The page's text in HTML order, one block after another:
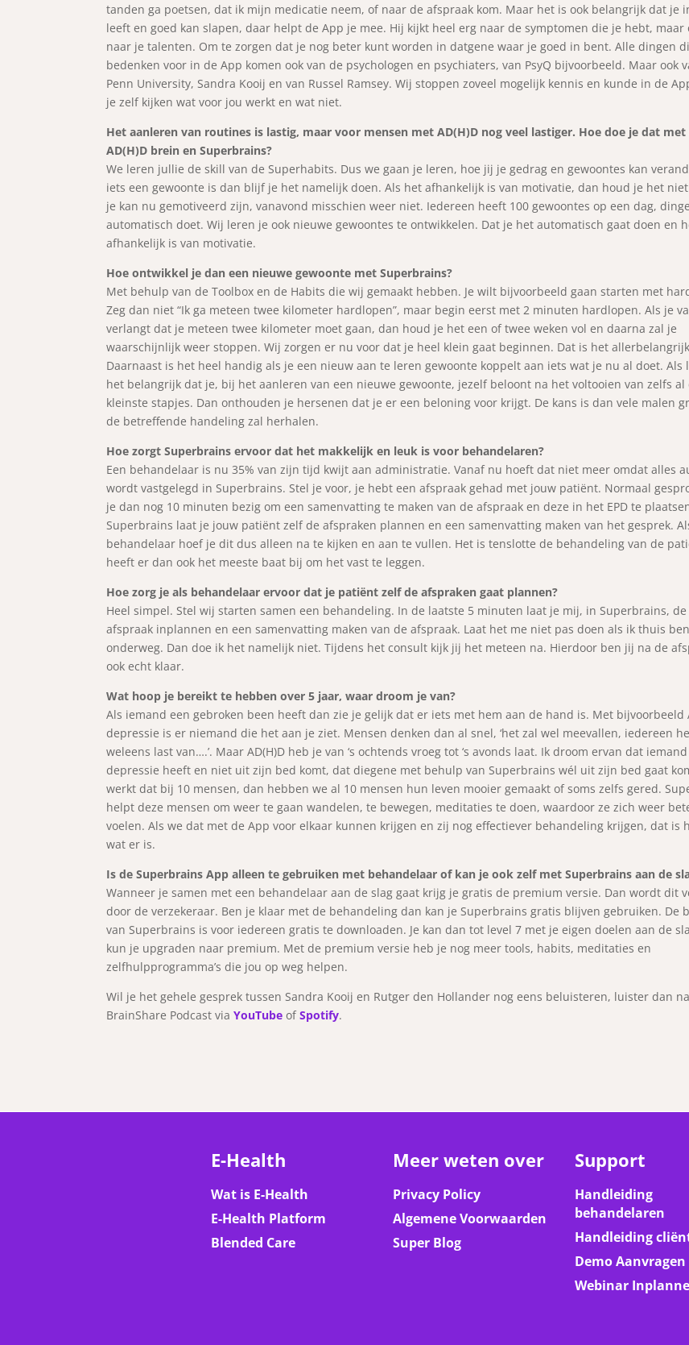
tanden ga poetsen, dat ik mijn medicatie neem, of naar de afspraak kom. Maar het is ook belangrijk dat je
leeft en goed kan slapen, daar helpt de App je mee. Hij kijkt heel erg naar de symptomen die je hebt, maar
naar je talenten. Om te zorgen dat je nog beter kunt worden in datgene waar je goed in bent. Alle dingen
bedenken voor in de App komen ook van de psychologen en psychiaters, van PsyQ bijvoorbeeld. Maar ook
Penn University, Sandra Kooij en van Russel Ramsey. Wij stoppen zoveel mogelijk kennis en kunde in de
je zelf kijken wat voor jou werkt en wat niet.
Het aanleren van routines is lastig, maar voor mensen met AD(H)D nog veel lastiger. Hoe doe je dat met
AD(H)D brein en Superbrains?
We leren jullie de skill van de Superhabits. Dus we gaan je leren, hoe jij je gedrag en gewoontes kan
iets een gewoonte is dan blijf je het namelijk doen. Als het afhankelijk is van motivatie, dan houd je het
je kan nu gemotiveerd zijn, vanavond misschien weer niet. Iedereen heeft 100 gewoontes op een dag,
automatisch doet. Wij leren je ook nieuwe gewoontes te ontwikkelen. Dat je het automatisch gaat doen en
afhankelijk is van motivatie.
Hoe ontwikkel je dan een nieuwe gewoonte met Superbrains?
Met behulp van de Toolbox en de Habits die wij gemaakt hebben. Je wilt bijvoorbeeld gaan starten met
Zeg dan niet “Ik ga meteen twee kilometer hardlopen”, maar begin eerst met 2 minuten hardlopen. Als je
verlangt dat je meteen twee kilometer moet gaan, dan houd je het een of twee weken vol en daarna zal je
waarschijnlijk weer stoppen. Wij zorgen er nu voor dat je heel klein gaat beginnen. Dat is het
Daarnaast is het heel handig als je een nieuw aan te leren gewoonte koppelt aan iets wat je nu al doet. Als
het belangrijk dat je, bij het aanleren van een nieuwe gewoonte, jezelf beloont na het voltooien van zelfs al
kleinste stapjes. Dan onthouden je hersenen dat je er een beloning voor krijgt. De kans is dan vele malen
de betreffende handeling zal herhalen.
Hoe zorgt Superbrains ervoor dat het makkelijk en leuk is voor behandelaren?
Een behandelaar is nu 35% van zijn tijd kwijt aan administratie. Vanaf nu hoeft dat niet meer omdat alles
wordt vastgelegd in Superbrains. Stel je voor, je hebt een afspraak gehad met jouw patiënt. Normaal
je dan nog 10 minuten bezig om een samenvatting te maken van de afspraak en deze in het EPD te
Superbrains laat je jouw patiënt zelf de afspraken plannen en een samenvatting maken van het gesprek.
behandelaar hoef je dit dus alleen na te kijken en aan te vullen. Het is tenslotte de behandeling van de
heeft er dan ook het meeste baat bij om het vast te leggen.
Hoe zorg je als behandelaar ervoor dat je patiënt zelf de afspraken gaat plannen?
Heel simpel. Stel wij starten samen een behandeling. In de laatste 5 minuten laat je mij, in Superbrains, de
afspraak inplannen en een samenvatting maken van de afspraak. Laat het me niet pas doen als ik thuis
onderweg. Dan doe ik het namelijk niet. Tijdens het consult kijk jij het meteen na. Hierdoor ben jij na de
ook echt klaar.
Wat hoop je bereikt te hebben over 5 jaar, waar droom je van?
Als iemand een gebroken been heeft dan zie je gelijk dat er iets met hem aan de hand is. Met bijvoorbeeld
depressie is er niemand die het aan je ziet. Mensen denken dan al snel, ‘het zal wel meevallen, iedereen
weleens last van….’. Maar AD(H)D heb je van ‘s ochtends vroeg tot ‘s avonds laat. Ik droom ervan dat
depressie heeft en niet uit zijn bed komt, dat diegene met behulp van Superbrains wél uit zijn bed gaat
werkt dat bij 10 mensen, dan hebben we al 10 mensen hun leven mooier gemaakt of soms zelfs gered.
helpt deze mensen om weer te gaan wandelen, te bewegen, meditaties te doen, waardoor ze zich weer
voelen. Als we dat met de App voor elkaar kunnen krijgen en zij nog effectiever behandeling krijgen, dat is
wat er is.
Is de Superbrains App alleen te gebruiken met behandelaar of kan je ook zelf met Superbrains aan de
Wanneer je samen met een behandelaar aan de slag gaat krijg je gratis de premium versie. Dan wordt dit
door de verzekeraar. Ben je klaar met de behandeling dan kan je Superbrains gratis blijven gebruiken. De
van Superbrains is voor iedereen gratis te downloaden. Je kan dan tot level 7 met je eigen doelen aan de
kun je upgraden naar premium. Met de premium versie heb je nog meer tools, habits, meditaties en
zelfhulpprogramma’s die jou op weg helpen.
Wil je het gehele gesprek tussen Sandra Kooij en Rutger den Hollander nog eens beluisteren, luister dan
BrainShare Podcast via YouTube ofSpotify.
E-Health
Wat is E-Health
E-Health Platform
Blended Care
Meer weten over
Privacy Policy
Algemene Voorwaarden
Super Blog
Support
Handleiding
behandelaren
Handleiding
Demo Aanvragen
Webinar